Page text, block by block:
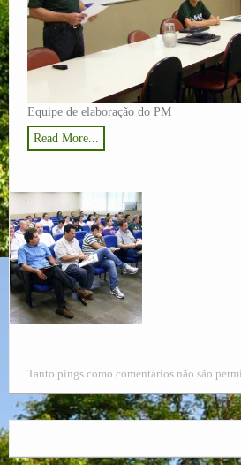
Equipe de elaboração do PM
Read More...
Tanto pings como comentários não são